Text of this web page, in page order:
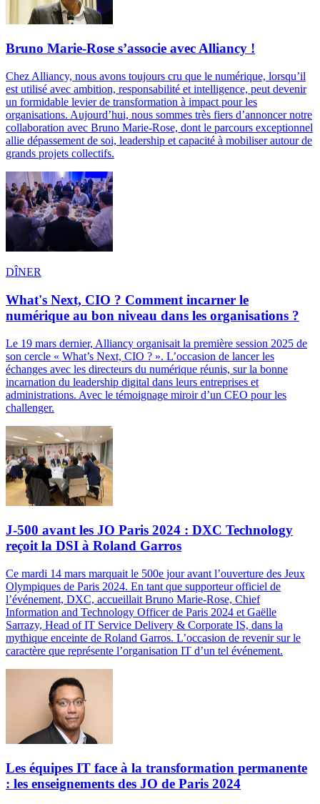
Bruno Marie-Rose s’associe avec Alliancy !
Chez Alliancy, nous avons toujours cru que le numérique, lorsqu’il
est utilisé avec ambition, responsabilité et intelligence, peut devenir
un formidable levier de transformation à impact pour les
organisations. Aujourd’hui, nous sommes très fiers d’annoncer notre
collaboration avec Bruno Marie-Rose, dont le parcours exceptionnel
allie dépassement de soi, leadership et capacité à mobiliser autour de
grands projets collectifs.
DÎNER
What's Next, CIO ? Comment incarner le
numérique au bon niveau dans les organisations ?
Le 19 mars dernier, Alliancy organisait la première session 2025 de
son cercle « What’s Next, CIO ? ». L’occasion de lancer les
échanges avec les directeurs du numérique réunis, sur la bonne
incarnation du leadership digital dans leurs entreprises et
administrations. Avec le témoignage miroir d’un CEO pour les
challenger.
J-500 avant les JO Paris 2024 : DXC Technology
reçoit la DSI à Roland Garros
Ce mardi 14 mars marquait le 500e jour avant l’ouverture des Jeux
Olympiques de Paris 2024. En tant que supporteur officiel de
l’événement, DXC, accueillait Bruno Marie-Rose, Chief
Information and Technology Officer de Paris 2024 et Gaëlle
Sarrazy, Head of IT Service Delivery & Corporate IS, dans la
mythique enceinte de Roland Garros. L’occasion de revenir sur le
caractère que représente l’organisation IT d’un tel événement.
Les équipes IT face à la transformation permanente
: les enseignements des JO de Paris 2024